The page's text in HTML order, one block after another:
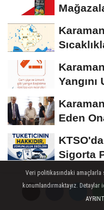
Yangını
Eden
Sigorta
Seçim
Veri politikasındaki amaçlarla
konumlandırmaktayız.